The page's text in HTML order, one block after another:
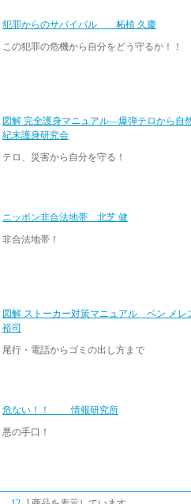
犯罪からのサバイバル 柘植 久慶
この犯罪の危機から自分をどう守るか！！
図解 完全護身マニュアル―爆弾テロから
紀末護身研究会
テロ、災害から自分を守る！
ニッポン非合法地帯 北芝 健
非合法地帯！
図解 ストーカー対策マニュアル ベン メレ
裕司
尾行・電話からゴミの出し方まで
危ない！！ 情報研究所
悪の手口！